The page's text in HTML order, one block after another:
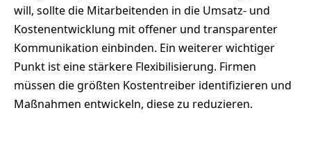
will, sollte die Mitarbeitenden in die Umsatz- und
Kostenentwicklung mit offener und transparenter
Kommunikation einbinden. Ein weiterer wichtiger
Punkt ist eine stärkere Flexibilisierung. Firmen
müssen die größten Kostentreiber identifizieren und
Maßnahmen entwickeln, diese zu reduzieren.